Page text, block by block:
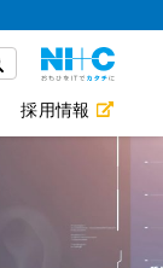
採用情報